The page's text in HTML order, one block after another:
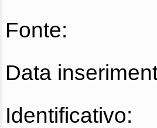
Fonte:
Data
Identificativo: